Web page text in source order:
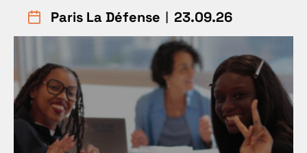
Paris La Défense ︱23.09.26